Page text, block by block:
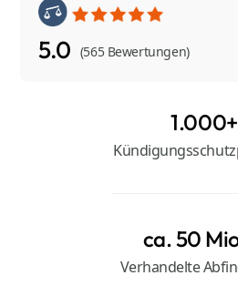
5.0 (565 Bewertungen)
1.000+
ca. 50
Verhandelte